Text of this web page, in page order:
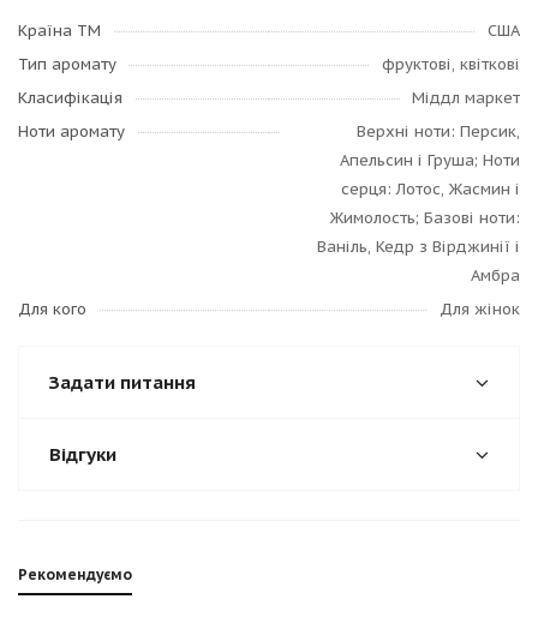
Країна ТМ
США
Тип аромату
фруктові, квіткові
Класифікація
Міддл маркет
Ноти аромату
Верхні ноти: Персик,
Апельсин і Груша; Ноти
серця: Лотос, Жасмин і
Жимолость; Базові ноти:
Ваніль, Кедр з Вірджинії і
Амбра
Для кого
Для жінок
Задати питання
Відгуки
Рекомендуємо